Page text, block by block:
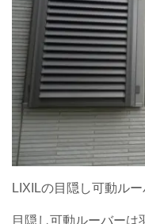
LIXILの目隠し可動ルー
目隠し可動ルーバーは